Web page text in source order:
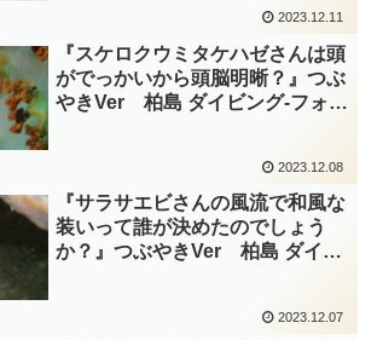
2023.12.11
『スケロクウミタケハゼさんは頭
がでっかいから頭脳明晰？』つぶ
やきVer 柏島 ダイビング‐フォ
2023.12.08
『サラサエビさんの風流で和風な
装いって誰が決めたのでしょう
か？』つぶやきVer 柏島 ダイビ
2023.12.07